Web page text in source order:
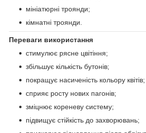
мініатюрні троянди;
кімнатні троянди.
Переваги використання
стимулює рясне цвітіння;
збільшує кількість бутонів;
покращує насиченість кольору квітів;
сприяє росту нових пагонів;
зміцнює кореневу систему;
підвищує стійкість до захворювань;